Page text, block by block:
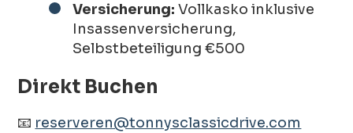
Versicherung: Vollkasko inklusive
Insassenversicherung,
Selbstbeteiligung €500
Direkt Buchen
📧 reserveren@tonnysclassicdrive.com